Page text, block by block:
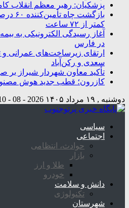
پزشکیان: رهبر معظم انقلاب
كمتر از ۷۲ ساعت
آغاز رسیدگی الکترونیکی به
در فارس
ارتقای زیرساخت‌های عمرانی
سعدی و رکن‌آباد
تأکید معاون شهردار شیراز بر
کازرون؛ قطب جدید هوش
دوشنبه , ۱۹ مرداد ۱۴۰۵ 2026 - 08 - 10
سیاسی
اجتماعی
حوادث، انتظامی
بازار
طلا و ارز
خودرو
دانش و سلامت
تکنولوژی
شهرستان